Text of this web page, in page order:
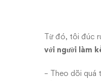
Từ đó, tôi đúc
với người làm
– Theo dõi quá